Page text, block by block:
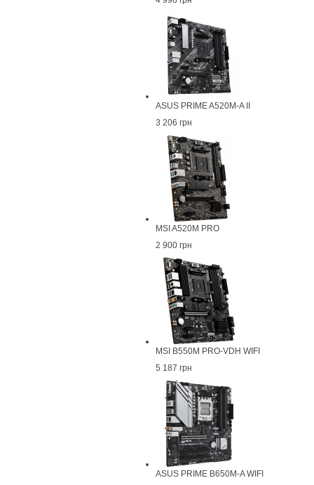
ASUS PRIME A520M-A II
3 206 грн
MSI A520M PRO
2 900 грн
MSI B550M PRO-VDH WIFI
5 187 грн
ASUS PRIME B650M-A WIFI